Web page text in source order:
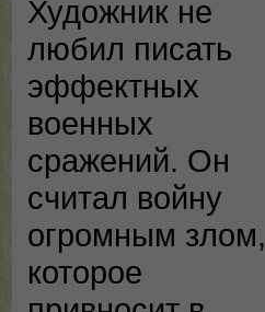
Художник не
любил писать
эффектных
военных
сражений. Он
считал войну
огромным злом,
которое